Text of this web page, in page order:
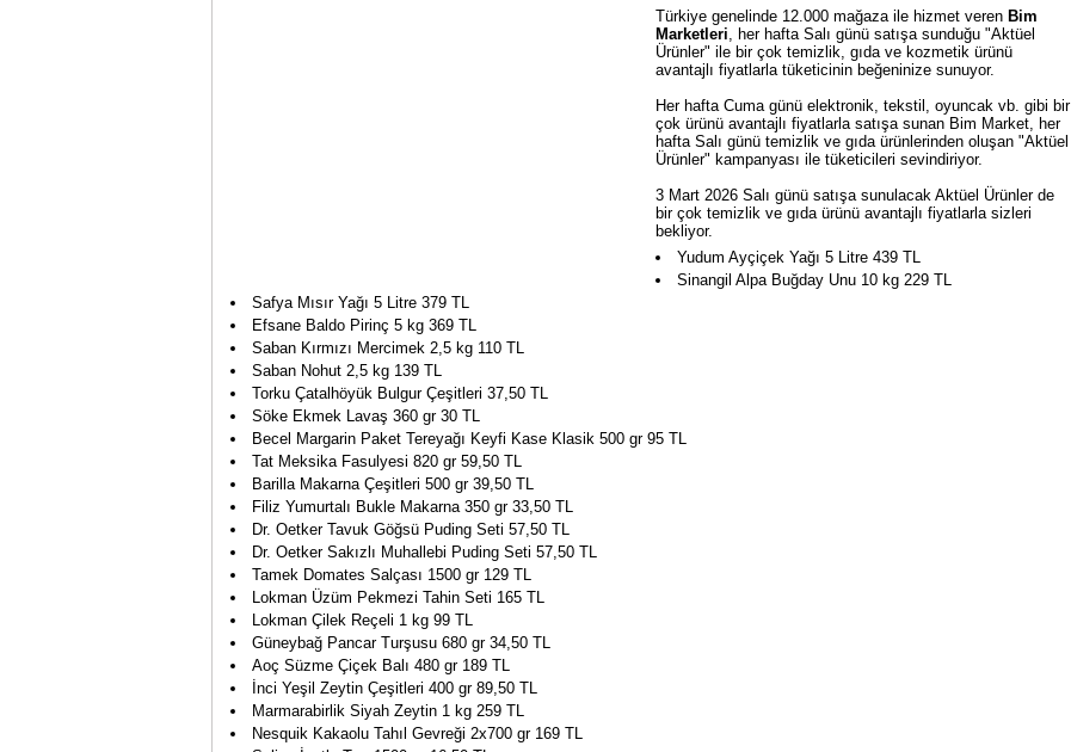
Türkiye genelinde 12.000 mağaza ile hizmet veren Bim
Marketleri, her hafta Salı günü satışa sunduğu "Aktüel
Ürünler" ile bir çok temizlik, gıda ve kozmetik ürünü
avantajlı fiyatlarla tüketicinin beğeninize sunuyor.
Her hafta Cuma günü elektronik, tekstil, oyuncak vb. gibi bir
çok ürünü avantajlı fiyatlarla satışa sunan Bim Market, her
hafta Salı günü temizlik ve gıda ürünlerinden oluşan "Aktüel
Ürünler" kampanyası ile tüketicileri sevindiriyor.
3 Mart 2026 Salı günü satışa sunulacak Aktüel Ürünler de
bir çok temizlik ve gıda ürünü avantajlı fiyatlarla sizleri
bekliyor.
Yudum Ayçiçek Yağı 5 Litre 439 TL
Sinangil Alpa Buğday Unu 10 kg 229 TL
Safya Mısır Yağı 5 Litre 379 TL
Efsane Baldo Pirinç 5 kg 369 TL
Saban Kırmızı Mercimek 2,5 kg 110 TL
Saban Nohut 2,5 kg 139 TL
Torku Çatalhöyük Bulgur Çeşitleri 37,50 TL
Söke Ekmek Lavaş 360 gr 30 TL
Becel Margarin Paket Tereyağı Keyfi Kase Klasik 500 gr 95 TL
Tat Meksika Fasulyesi 820 gr 59,50 TL
Barilla Makarna Çeşitleri 500 gr 39,50 TL
Filiz Yumurtalı Bukle Makarna 350 gr 33,50 TL
Dr. Oetker Tavuk Göğsü Puding Seti 57,50 TL
Dr. Oetker Sakızlı Muhallebi Puding Seti 57,50 TL
Tamek Domates Salçası 1500 gr 129 TL
Lokman Üzüm Pekmezi Tahin Seti 165 TL
Lokman Çilek Reçeli 1 kg 99 TL
Güneybağ Pancar Turşusu 680 gr 34,50 TL
Aoç Süzme Çiçek Balı 480 gr 189 TL
İnci Yeşil Zeytin Çeşitleri 400 gr 89,50 TL
Marmarabirlik Siyah Zeytin 1 kg 259 TL
Nesquik Kakaolu Tahıl Gevreği 2x700 gr 169 TL